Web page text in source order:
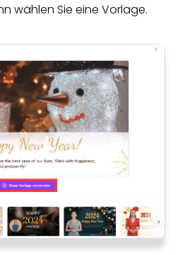
wählen Sie eine Vorlage.